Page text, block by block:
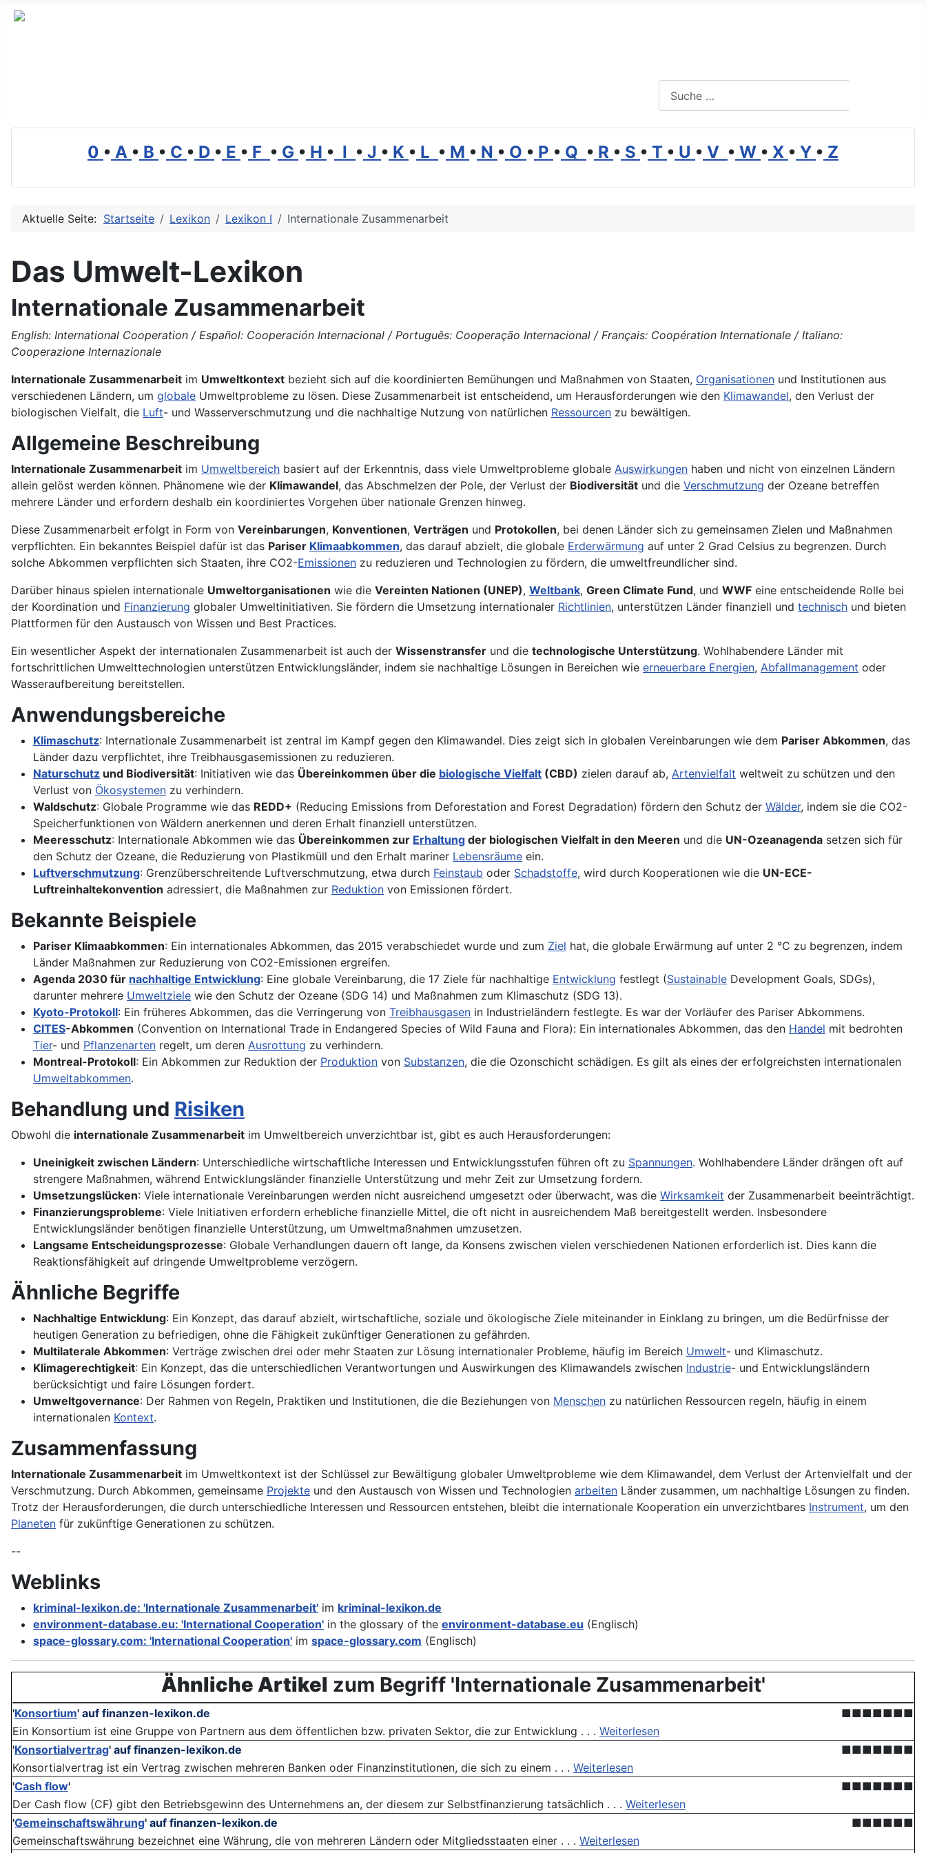
0 • A • B • C • D • E • F • G • H • I • J • K • L • M • N • O • P • Q • R • S • T • U • V • W • X • Y • Z
Aktuelle Seite: Startseite Lexikon Lexikon I Internationale Zusammenarbeit
Das Umwelt-Lexikon
Internationale Zusammenarbeit
English: International Cooperation / Español: Cooperación Internacional / Português: Cooperação Internacional / Français: Coopération Internationale / Italiano:
Cooperazione Internazionale
Internationale Zusammenarbeit im Umweltkontext bezieht sich auf die koordinierten Bemühungen und Maßnahmen von Staaten, Organisationen und Institutionen aus
verschiedenen Ländern, um globale Umweltprobleme zu lösen. Diese Zusammenarbeit ist entscheidend, um Herausforderungen wie den Klimawandel, den Verlust der
biologischen Vielfalt, die Luft- und Wasserverschmutzung und die nachhaltige Nutzung von natürlichen Ressourcen zu bewältigen.
Allgemeine Beschreibung
Internationale Zusammenarbeit im Umweltbereich basiert auf der Erkenntnis, dass viele Umweltprobleme globale Auswirkungen haben und nicht von einzelnen Ländern
allein gelöst werden können. Phänomene wie der Klimawandel, das Abschmelzen der Pole, der Verlust der Biodiversität und die Verschmutzung der Ozeane betreffen
mehrere Länder und erfordern deshalb ein koordiniertes Vorgehen über nationale Grenzen hinweg.
Diese Zusammenarbeit erfolgt in Form von Vereinbarungen, Konventionen, Verträgen und Protokollen, bei denen Länder sich zu gemeinsamen Zielen und Maßnahmen
verpflichten. Ein bekanntes Beispiel dafür ist das Pariser Klimaabkommen, das darauf abzielt, die globale Erderwärmung auf unter 2 Grad Celsius zu begrenzen. Durch
solche Abkommen verpflichten sich Staaten, ihre CO2-Emissionen zu reduzieren und Technologien zu fördern, die umweltfreundlicher sind.
Darüber hinaus spielen internationale Umweltorganisationen wie die Vereinten Nationen (UNEP), Weltbank, Green Climate Fund, und WWF eine entscheidende Rolle bei
der Koordination und Finanzierung globaler Umweltinitiativen. Sie fördern die Umsetzung internationaler Richtlinien, unterstützen Länder finanziell und technisch und bieten
Plattformen für den Austausch von Wissen und Best Practices.
Ein wesentlicher Aspekt der internationalen Zusammenarbeit ist auch der Wissenstransfer und die technologische Unterstützung. Wohlhabendere Länder mit
fortschrittlichen Umwelttechnologien unterstützen Entwicklungsländer, indem sie nachhaltige Lösungen in Bereichen wie erneuerbare Energien, Abfallmanagement oder
Wasseraufbereitung bereitstellen.
Anwendungsbereiche
Klimaschutz: Internationale Zusammenarbeit ist zentral im Kampf gegen den Klimawandel. Dies zeigt sich in globalen Vereinbarungen wie dem Pariser Abkommen, das
Länder dazu verpflichtet, ihre Treibhausgasemissionen zu reduzieren.
Naturschutz und Biodiversität: Initiativen wie das Übereinkommen über die biologische Vielfalt (CBD) zielen darauf ab, Artenvielfalt weltweit zu schützen und den
Verlust von Ökosystemen zu verhindern.
Waldschutz: Globale Programme wie das REDD+ (Reducing Emissions from Deforestation and Forest Degradation) fördern den Schutz der Wälder, indem sie die CO2-
Speicherfunktionen von Wäldern anerkennen und deren Erhalt finanziell unterstützen.
Meeresschutz: Internationale Abkommen wie das Übereinkommen zur Erhaltung der biologischen Vielfalt in den Meeren und die UN-Ozeanagenda setzen sich für
den Schutz der Ozeane, die Reduzierung von Plastikmüll und den Erhalt mariner Lebensräume ein.
Luftverschmutzung: Grenzüberschreitende Luftverschmutzung, etwa durch Feinstaub oder Schadstoffe, wird durch Kooperationen wie die UN-ECE-
Luftreinhaltekonvention adressiert, die Maßnahmen zur Reduktion von Emissionen fördert.
Bekannte Beispiele
Pariser Klimaabkommen: Ein internationales Abkommen, das 2015 verabschiedet wurde und zum Ziel hat, die globale Erwärmung auf unter 2 °C zu begrenzen, indem
Länder Maßnahmen zur Reduzierung von CO2-Emissionen ergreifen.
Agenda 2030 für nachhaltige Entwicklung: Eine globale Vereinbarung, die 17 Ziele für nachhaltige Entwicklung festlegt (Sustainable Development Goals, SDGs),
darunter mehrere Umweltziele wie den Schutz der Ozeane (SDG 14) und Maßnahmen zum Klimaschutz (SDG 13).
Kyoto-Protokoll: Ein früheres Abkommen, das die Verringerung von Treibhausgasen in Industrieländern festlegte. Es war der Vorläufer des Pariser Abkommens.
CITES-Abkommen (Convention on International Trade in Endangered Species of Wild Fauna and Flora): Ein internationales Abkommen, das den Handel mit bedrohten
Tier- und Pflanzenarten regelt, um deren Ausrottung zu verhindern.
Montreal-Protokoll: Ein Abkommen zur Reduktion der Produktion von Substanzen, die die Ozonschicht schädigen. Es gilt als eines der erfolgreichsten internationalen
Umweltabkommen.
Behandlung und Risiken
Obwohl die internationale Zusammenarbeit im Umweltbereich unverzichtbar ist, gibt es auch Herausforderungen:
Uneinigkeit zwischen Ländern: Unterschiedliche wirtschaftliche Interessen und Entwicklungsstufen führen oft zu Spannungen. Wohlhabendere Länder drängen oft auf
strengere Maßnahmen, während Entwicklungsländer finanzielle Unterstützung und mehr Zeit zur Umsetzung fordern.
Umsetzungslücken: Viele internationale Vereinbarungen werden nicht ausreichend umgesetzt oder überwacht, was die Wirksamkeit der Zusammenarbeit beeinträchtigt.
Finanzierungsprobleme: Viele Initiativen erfordern erhebliche finanzielle Mittel, die oft nicht in ausreichendem Maß bereitgestellt werden. Insbesondere
Entwicklungsländer benötigen finanzielle Unterstützung, um Umweltmaßnahmen umzusetzen.
Langsame Entscheidungsprozesse: Globale Verhandlungen dauern oft lange, da Konsens zwischen vielen verschiedenen Nationen erforderlich ist. Dies kann die
Reaktionsfähigkeit auf dringende Umweltprobleme verzögern.
Ähnliche Begriffe
Nachhaltige Entwicklung: Ein Konzept, das darauf abzielt, wirtschaftliche, soziale und ökologische Ziele miteinander in Einklang zu bringen, um die Bedürfnisse der
heutigen Generation zu befriedigen, ohne die Fähigkeit zukünftiger Generationen zu gefährden.
Multilaterale Abkommen: Verträge zwischen drei oder mehr Staaten zur Lösung internationaler Probleme, häufig im Bereich Umwelt- und Klimaschutz.
Klimagerechtigkeit: Ein Konzept, das die unterschiedlichen Verantwortungen und Auswirkungen des Klimawandels zwischen Industrie- und Entwicklungsländern
berücksichtigt und faire Lösungen fordert.
Umweltgovernance: Der Rahmen von Regeln, Praktiken und Institutionen, die die Beziehungen von Menschen zu natürlichen Ressourcen regeln, häufig in einem
internationalen Kontext.
Zusammenfassung
Internationale Zusammenarbeit im Umweltkontext ist der Schlüssel zur Bewältigung globaler Umweltprobleme wie dem Klimawandel, dem Verlust der Artenvielfalt und der
Verschmutzung. Durch Abkommen, gemeinsame Projekte und den Austausch von Wissen und Technologien arbeiten Länder zusammen, um nachhaltige Lösungen zu finden.
Trotz der Herausforderungen, die durch unterschiedliche Interessen und Ressourcen entstehen, bleibt die internationale Kooperation ein unverzichtbares Instrument, um den
Planeten für zukünftige Generationen zu schützen.
--
Weblinks
kriminal-lexikon.de: 'Internationale Zusammenarbeit' im kriminal-lexikon.de
environment-database.eu: 'International Cooperation' in the glossary of the environment-database.eu (Englisch)
space-glossary.com: 'International Cooperation' im space-glossary.com (Englisch)
Ähnliche Artikel zum Begriff 'Internationale Zusammenarbeit'
'Konsortium' auf finanzen-lexikon.de
■■■■■■■
Ein Konsortium ist eine Gruppe von Partnern aus dem öffentlichen bzw. privaten Sektor, die zur Entwicklung . . . Weiterlesen
'Konsortialvertrag' auf finanzen-lexikon.de
■■■■■■■
Konsortialvertrag ist ein Vertrag zwischen mehreren Banken oder Finanzinstitutionen, die sich zu einem . . . Weiterlesen
'Cash flow'
■■■■■■■
Der Cash flow (CF) gibt den Betriebsgewinn des Unternehmens an, der diesem zur Selbstfinanzierung tatsächlich . . . Weiterlesen
'Gemeinschaftswährung' auf finanzen-lexikon.de
■■■■■■
Gemeinschaftswährung bezeichnet eine Währung, die von mehreren Ländern oder Mitgliedsstaaten einer . . . Weiterlesen